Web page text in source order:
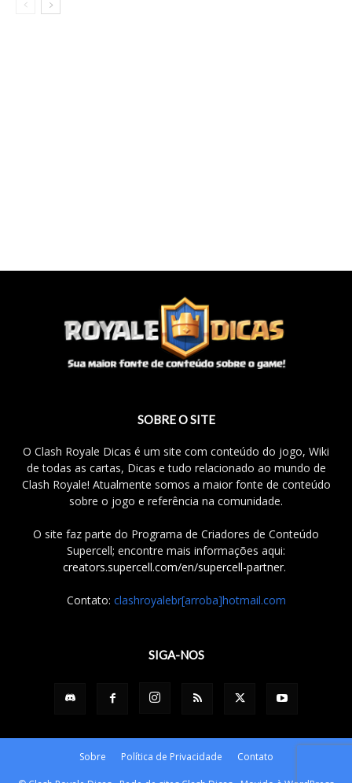
SOBRE O SITE
O Clash Royale Dicas é um site com conteúdo do jogo, Wiki
de todas as cartas, Dicas e tudo relacionado ao mundo de
Clash Royale! Atualmente somos a maior fonte de conteúdo
sobre o jogo e referência na comunidade.
O site faz parte do Programa de Criadores de Conteúdo
Supercell; encontre mais informações aqui:
creators.supercell.com/en/supercell-partner.
Contato: clashroyalebr[arroba]hotmail.com
SIGA-NOS
Sobre Política de Privacidade Contato